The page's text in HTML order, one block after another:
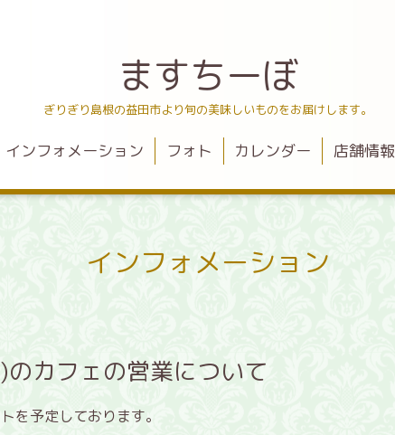
ますちーぼ
ぎりぎり島根の益田市より旬の美味しいものをお届けします。
インフォメーション フォト カレンダー 店舗情報
インフォメーション
カフェの営業について
を予定しております。